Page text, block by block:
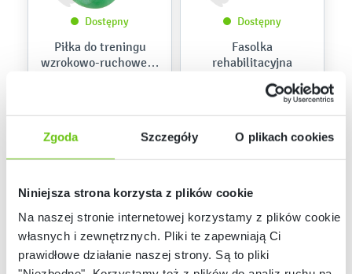
Zgoda Szczegóły O plikach cookies
Niniejsza strona korzysta z plików cookie
Na naszej stronie internetowej korzystamy z plików cookie:
własnych i zewnętrznych. Pliki te zapewniają Ci
prawidłowe działanie naszej strony. Są to pliki
Dostępny
Piłka do treningu
wzrokowo-ruchowego
Dostępny
Fasolka
rehabilitacyjna
Kod produktu:168102
12,90 zł